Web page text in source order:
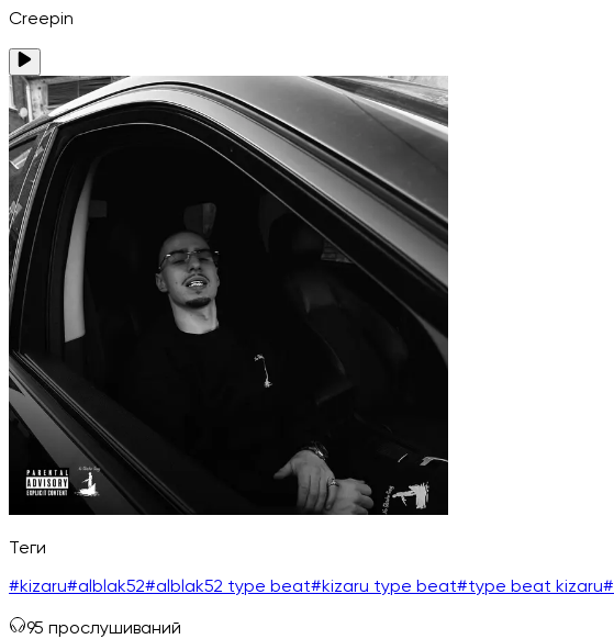
Creepin
Теги
#kizaru#alblak52#alblak52 type beat#kizaru type beat#type beat kizaru#
95 прослушиваний